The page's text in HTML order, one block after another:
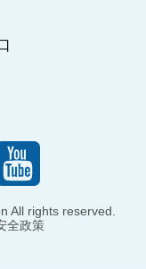
All rights reserved.
全政策